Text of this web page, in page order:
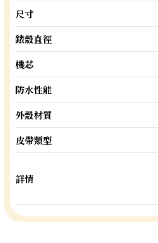
尺寸
錶殼直徑
機芯
防水性能
外殼材質
皮帶類型
詳情